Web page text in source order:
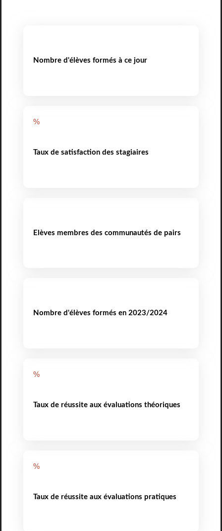
Nombre d'élèves formés à ce jour
%
Taux de satisfaction des stagiaires
Elèves membres des communautés de pairs
Nombre d'élèves formés en 2023/2024
%
Taux de réussite aux évaluations théoriques
%
Taux de réussite aux évaluations pratiques